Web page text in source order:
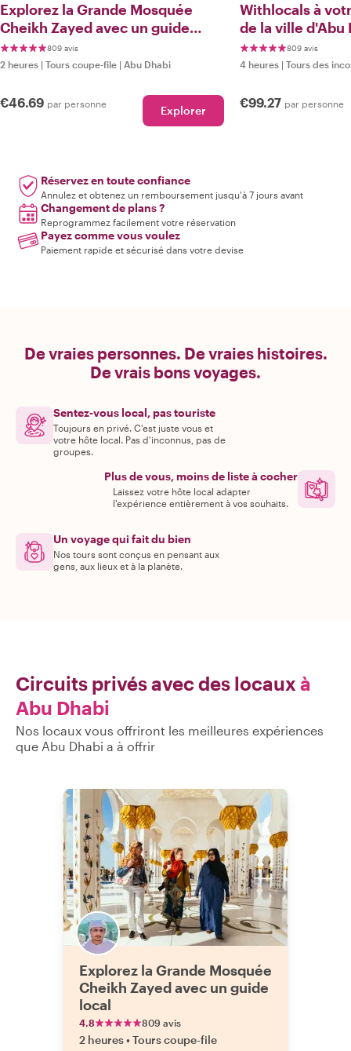
Explorez la Grande Mosquée
Cheikh Zayed avec un guide
local
809 avis
2 heures | Tours coupe-file | Abu Dhabi
€46.69 par personne Explorer
Withlocals à
de la ville d'Abu
809 avis
4 heures | Tours des
€99.27 par personne
Réservez en toute confiance
Annulez et obtenez un remboursement jusqu'à 7 jours avant
Changement de plans ?
Reprogrammez facilement votre réservation
Payez comme vous voulez
Paiement rapide et sécurisé dans votre devise
De vraies personnes. De vraies histoires.
De vrais bons voyages.
Sentez-vous local, pas touriste
Toujours en privé. C'est juste vous et
votre hôte local. Pas d'inconnus, pas de
groupes.
Plus de vous, moins de liste à cocher
Laissez votre hôte local adapter
l'expérience entièrement à vos souhaits.
Un voyage qui fait du bien
Nos tours sont conçus en pensant aux
gens, aux lieux et à la planète.
Circuits privés avec des locaux à
Abu Dhabi
Nos locaux vous offriront les meilleures expériences
que Abu Dhabi a à offrir
Explorez la Grande Mosquée
Cheikh Zayed avec un guide
local
4.8 809 avis
2 heures•Tours coupe-file